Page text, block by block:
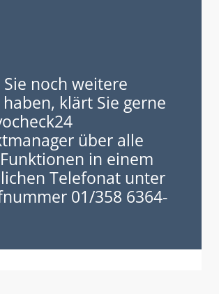
noch weitere
haben, klärt Sie gerne
über alle
in einem
Telefonat unter
01/358 6364-